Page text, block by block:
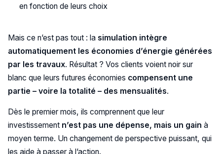
en fonction de leurs choix
Mais ce n’est pas tout : la simulation intègre
automatiquement les économies d’énergie générées
par les travaux. Résultat ? Vos clients voient noir sur
blanc que leurs futures économies compensent une
partie – voire la totalité – des mensualités.
Dès le premier mois, ils comprennent que leur
investissement n’est pas une dépense, mais un gain à
moyen terme. Un changement de perspective puissant, qui
les aide à passer à l’action.